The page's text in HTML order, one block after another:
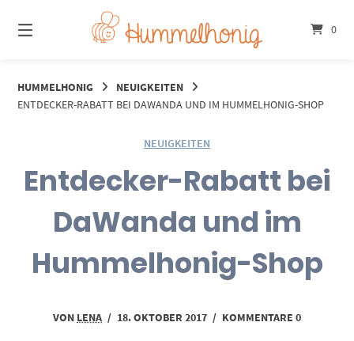
zum
Inhalt
0
HUMMELHONIG
NEUIGKEITEN
ENTDECKER-RABATT BEI DAWANDA UND IM HUMMELHONIG-SHOP
NEUIGKEITEN
Entdecker-Rabatt bei
DaWanda und im
Hummelhonig-Shop
VON LENA / 18. OKTOBER 2017 / KOMMENTARE 0